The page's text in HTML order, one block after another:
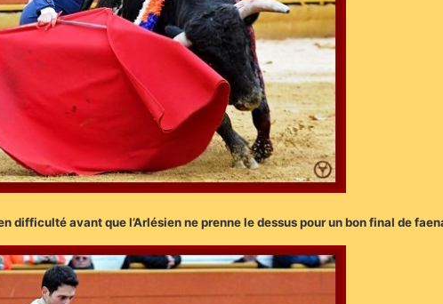
difficulté avant que l’Arlésien ne prenne le dessus pour un bon final de